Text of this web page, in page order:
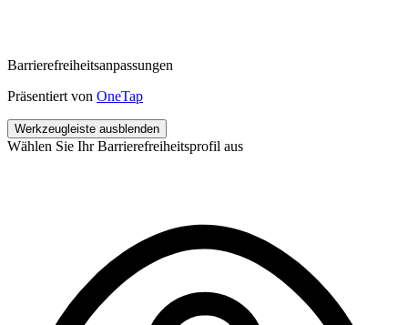
Barrierefreiheitsanpassungen
Präsentiert von OneTap
Werkzeugleiste ausblenden
Wählen Sie Ihr Barrierefreiheitsprofil aus